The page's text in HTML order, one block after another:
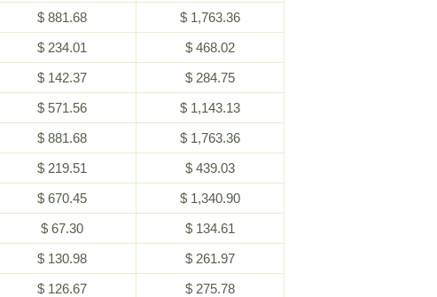
$ 881.68
$ 1,763.36
$ 234.01
$ 468.02
$ 142.37
$ 284.75
$ 571.56
$ 1,143.13
$ 881.68
$ 1,763.36
$ 219.51
$ 439.03
$ 670.45
$ 1,340.90
$ 67.30
$ 134.61
$ 130.98
$ 261.97
$ 126.67
$ 275.78